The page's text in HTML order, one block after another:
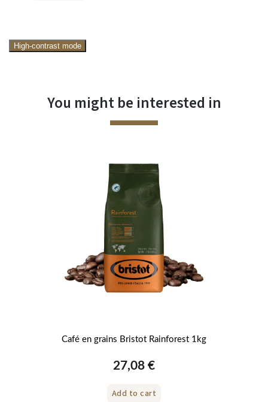
High-contrast mode
You might be interested in
Café en grains Bristot Rainforest 1kg
27,08 €
Add to cart